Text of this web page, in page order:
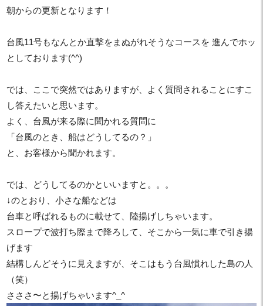
朝からの更新となります！
台風11号もなんとか直撃をまぬがれそうなコースを 進んでホッ
としております(^^)
では、ここで突然ではありますが、よく質問されることにすこ
し答えたいと思います。
よく、台風が来る際に聞かれる質問に
「台風のとき、船はどうしてるの？」
と、お客様から聞かれます。
では、どうしてるのかといいますと。。。
↓のとおり、小さな船などは
台車と呼ばれるものに載せて、陸揚げしちゃいます。
スロープで波打ち際まで降ろして、そこから一気に車で引き揚
げます
結構しんどそうに見えますが、そこはもう台風慣れした島の人
（笑）
さささ〜と揚げちゃいます^_^